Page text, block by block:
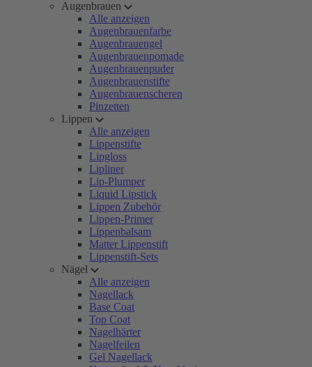
Augenbrauen
Alle anzeigen
Augenbrauenfarbe
Augenbrauengel
Augenbrauenpomade
Augenbrauenpuder
Augenbrauenstifte
Augenbrauenscheren
Pinzetten
Lippen
Alle anzeigen
Lippenstifte
Lipgloss
Lipliner
Lip-Plumper
Liquid Lipstick
Lippen Zubehör
Lippen-Primer
Lippenbalsam
Matter Lippenstift
Lippenstift-Sets
Nägel
Alle anzeigen
Nagellack
Base Coat
Top Coat
Nagelhärter
Nagelfeilen
Gel Nagellack